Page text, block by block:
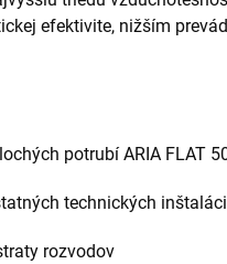
efektivite, nižším
potrubí ARIA FLAT
technických
rozvodov